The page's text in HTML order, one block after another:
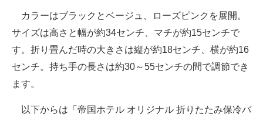
カラーはブラックとベージュ、ローズピンクを展開。
サイズは高さと幅が約34センチ、マチが約15センチで
す。折り畳んだ時の大きさは縦が約18センチ、横が約16
センチ。持ち手の長さは約30～55センチの間で調節でき
ます。
以下からは「帝国ホテル オリジナル 折りたたみ保冷バ